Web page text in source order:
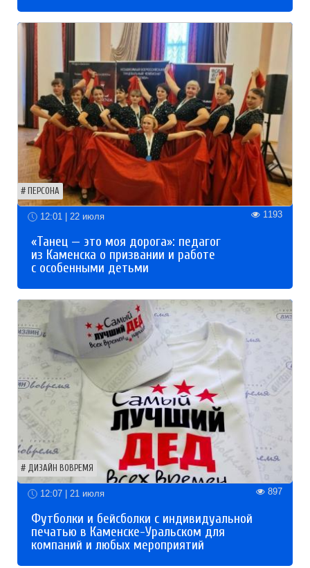
ПЕРСОНА
12:01 | 22 июля 1193
«Танец — это моя дорога»: педагог
из Каменска о призвании и работе
с особенными детьми
ДИЗАЙН ВОВРЕМЯ
12:07 | 21 июля 897
Футболки и бейсболки с индивидуальной
печатью в Каменске-Уральском для
компаний и любых мероприятий